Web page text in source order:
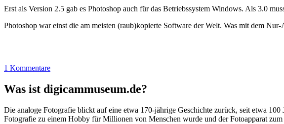
Erst als Version 2.5 gab es Photoshop auch für das Betriebssystem Windows. Als 3.0
Photoshop war einst die am meisten (raub)kopierte Software der Welt. Was mit dem
1 Kommentare
Was ist digicammuseum.de?
Die analoge Fotografie blickt auf eine etwa 170-jährige Geschichte zurück, seit etwa
Fotografie zu einem Hobby für Millionen von Menschen wurde und der Fotoapparat zum